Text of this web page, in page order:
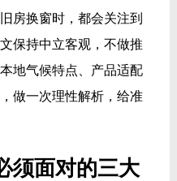
房换窗时，都会关注到
保持中立客观，不做推
地气候特点、产品适配
做一次理性解析，给准
须面对的三大